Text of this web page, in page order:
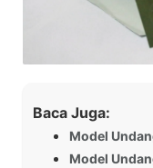
Baca Juga:
Model
Model